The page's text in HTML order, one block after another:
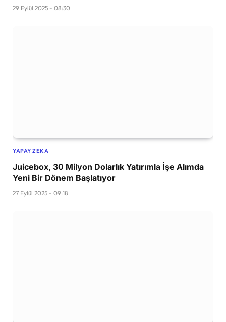
29 Eylül 2025 - 08:30
YAPAY ZEKA
Juicebox, 30 Milyon Dolarlık Yatırımla İşe Alımda
Yeni Bir Dönem Başlatıyor
27 Eylül 2025 - 09:18